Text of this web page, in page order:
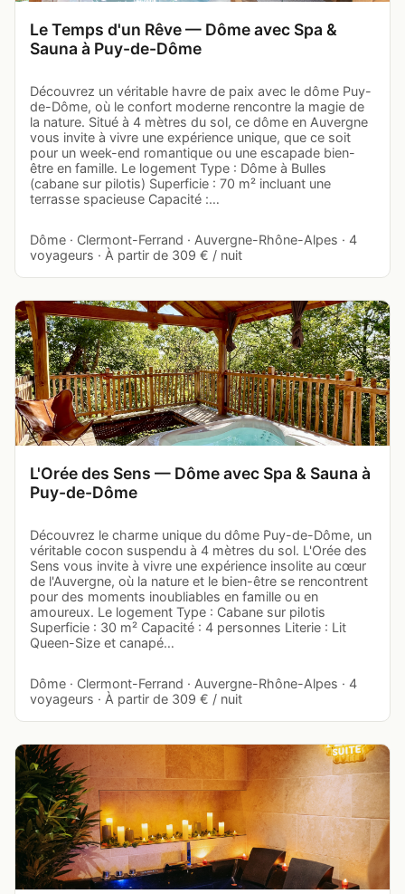
Le Temps d'un Rêve — Dôme avec Spa &
Sauna à Puy-de-Dôme
Découvrez un véritable havre de paix avec le dôme Puy-
de-Dôme, où le confort moderne rencontre la magie de
la nature. Situé à 4 mètres du sol, ce dôme en Auvergne
vous invite à vivre une expérience unique, que ce soit
pour un week-end romantique ou une escapade bien-
être en famille. Le logement Type : Dôme à Bulles
(cabane sur pilotis) Superficie : 70 m² incluant une
terrasse spacieuse Capacité :…
Dôme · Clermont-Ferrand · Auvergne-Rhône-Alpes · 4
voyageurs · À partir de 309 € / nuit
L'Orée des Sens — Dôme avec Spa & Sauna à
Puy-de-Dôme
Découvrez le charme unique du dôme Puy-de-Dôme, un
véritable cocon suspendu à 4 mètres du sol. L'Orée des
Sens vous invite à vivre une expérience insolite au cœur
de l'Auvergne, où la nature et le bien-être se rencontrent
pour des moments inoubliables en famille ou en
amoureux. Le logement Type : Cabane sur pilotis
Superficie : 30 m² Capacité : 4 personnes Literie : Lit
Queen-Size et canapé…
Dôme · Clermont-Ferrand · Auvergne-Rhône-Alpes · 4
voyageurs · À partir de 309 € / nuit